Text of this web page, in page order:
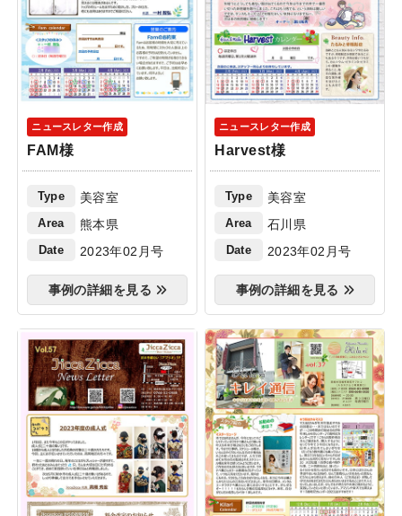
ニュースレター作成
FAM様
Type 美容室
Area 熊本県
Date 2023年02月号
事例の詳細を見る
ニュースレター作成
Harvest様
Type 美容室
Area 石川県
Date 2023年02月号
事例の詳細を見る